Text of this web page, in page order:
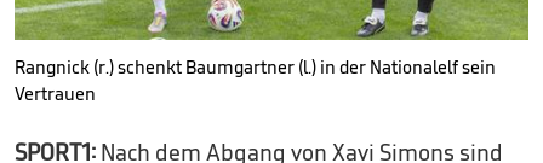
Rangnick (r.) schenkt Baumgartner (l.) in der Nationalelf sein
Vertrauen
SPORT1: Nach dem Abgang von Xavi Simons sind